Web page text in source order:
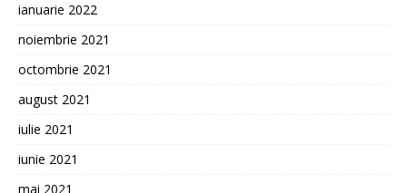
ianuarie 2022
noiembrie 2021
octombrie 2021
august 2021
iulie 2021
iunie 2021
mai 2021